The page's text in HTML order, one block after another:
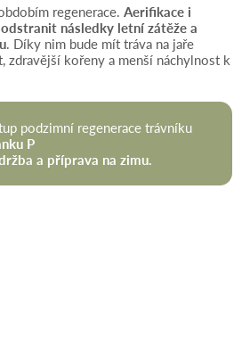
regenerace. Aerifikace i
následky letní zátěže a
. Díky nim bude mít tráva na jaře
zdravější kořeny a menší náchylnost k
podzimní regenerace trávníku
P
a příprava na zimu.